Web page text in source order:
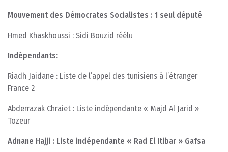
Mouvement des Démocrates Socialistes : 1 seul député
Hmed Khaskhoussi : Sidi Bouzid réélu
Indépendants:
Riadh Jaidane : Liste de l’appel des tunisiens à l’étranger
France 2
Abderrazak Chraiet : Liste indépendante « Majd Al Jarid »
Tozeur
Adnane Hajji : Liste indépendante « Rad El Itibar » Gafsa